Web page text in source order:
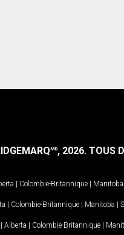
MD, 2026. TOUS
Colombie-Britannique Manitoba
Colombie-Britannique Manitoba
Alberta Colombie-Britannique